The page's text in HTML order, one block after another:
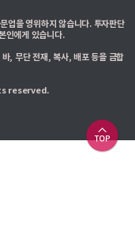
업을 영위하지 않습니다. 투자판단
인에게 있습니다.
, 무단 전재, 복사, 배포 등을 금합
reserved.